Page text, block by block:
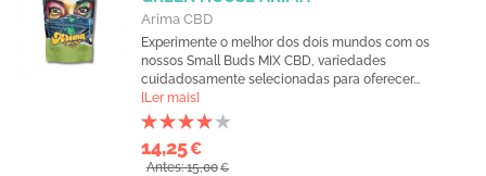
Arima CBD
Experimente o melhor dos dois mundos com os
nossos Small Buds MIX CBD, variedades
cuidadosamente selecionadas para oferecer...
[Ler mais]
14,25€
Antes: 15,00€